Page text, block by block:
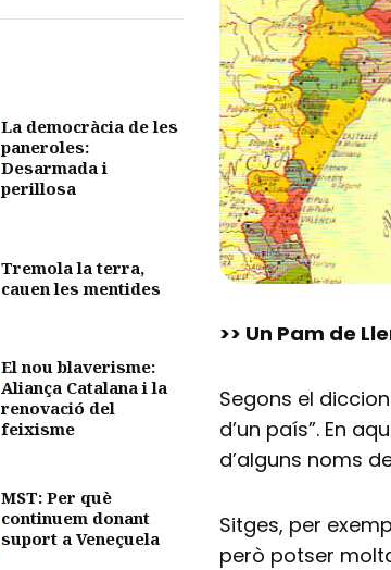
La democràcia de les
paneroles:
Desarmada i
perillosa
Tremola la terra,
cauen les mentides
El nou blaverisme:
Aliança Catalana i la
renovació del
feixisme
MST: Per què
continuem donant
suport a Veneçuela
>> Un Pam de
Segons el
d’un país”. En
d’alguns noms
Sitges, per
però potser